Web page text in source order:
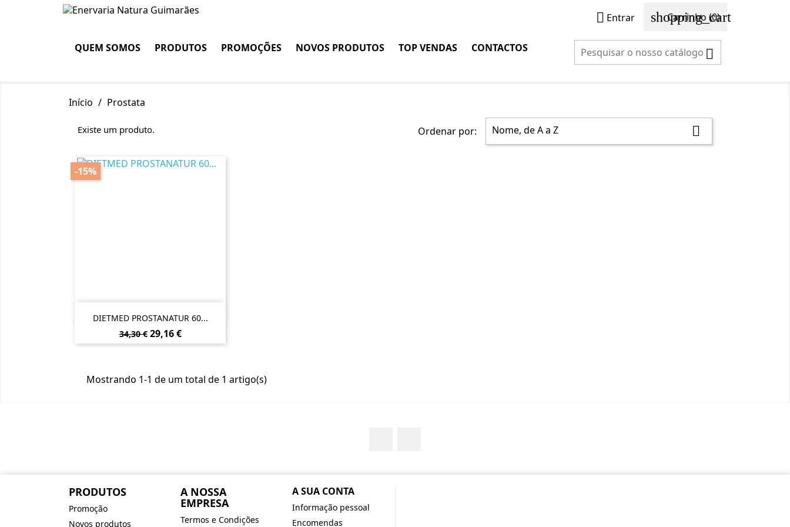
 Entrar shopping_cart
Carrinho (0)
QUEM SOMOS PRODUTOS PROMOÇÕES NOVOS PRODUTOS TOP VENDAS CONTACTOS 
Início Prostata
Existe um produto. Ordenar por: Nome, de A a Z 
DIETMED PROSTANATUR 60...
Preço
normal
34,30 €
-15%
Preço
29,16 €
 Vista rápida
Mostrando 1-1 de um total de 1 artigo(s)
PRODUTOS
Promoção
Novos produtos
A NOSSA
EMPRESA
Termos e Condições
A SUA CONTA
Informação pessoal
Encomendas